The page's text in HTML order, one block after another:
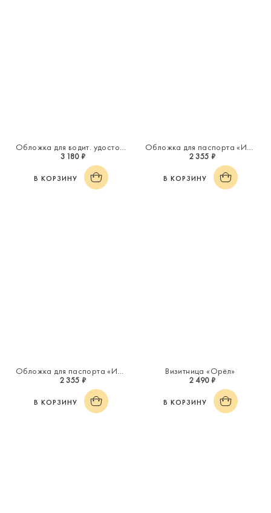
Обложка для водит. удостоверения «Инициал "А"»
3 180 ₽
В КОРЗИНУ
Обложка для паспорта «Инициал "Л"»
2 355 ₽
В КОРЗИНУ
Обложка для паспорта «Инициал "М"»
2 355 ₽
В КОРЗИНУ
Визитница «Орёл»
2 490 ₽
В КОРЗИНУ